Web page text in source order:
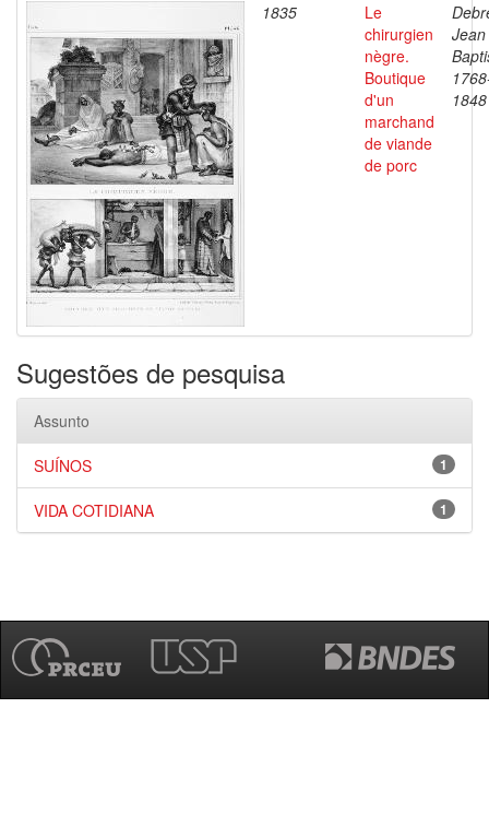
1835
Le
chirurgien
nègre.
Boutique
d'un
marchand
de viande
de porc
Jean
1848
Sugestões de pesquisa
Assunto
1
SUÍNOS
1
VIDA COTIDIANA